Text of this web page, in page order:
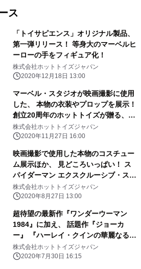
ス
「トイサピエンス」オリジナル製品、
第一弾リリース！ 等身大のマーベルヒ
ーローの手をフィギュア化！
株式会社ホットトイズジャパン
2020年12月18日 13:00
マーベル・スタジオが映画撮影に使用
した、 本物の衣装やプロップを展示！
創立20周年のホットトイズが贈る、
入場無料・期間限定の体験型メガスト
ア 「マーベル・オールスターズ」いよ
株式会社ホットトイズジャパン
2020年11月27日 16:00
映画撮影で使用した本物のコスチュー
ム展示ほか、 見どころいっぱい！ ス
パイダーマン エクスクルーシブ・スト
ア ジャパンツアー トイサピエンス
大阪に期間限定オープン！
株式会社ホットトイズジャパン
2020年8月27日 13:00
超待望の最新作『ワンダーウーマン
1984』に加え、 話題作『ジョーカ
ー』 『ハーレイ・クインの華麗なる覚
醒 BIRDS OF PREY』など 映画の衣装
も展示！ DCの世界にたっぷり浸れる
株式会社ホットトイズジャパン
2020年7月30日 16:15